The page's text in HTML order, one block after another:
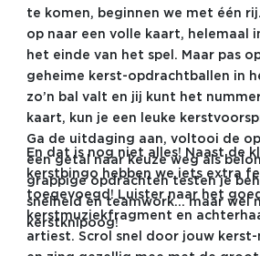
te komen, beginnen we met één
op naar een volle kaart, helemaal
het einde van het spel. Maar pas
geheime kerst-opdrachtballen in
zo’n bal valt en jij kunt het
kaart, kun je een leuke
Ga de uitdaging aan, voltooi de
een getal naar keuze weg als
grappige opdrachten testen je
snelheid en teamwork… maar wel
kerstknipoog!
En dat is nog niet alles! Naast de
kerstbingo hebben we iets extra
toegevoegd! Luister naar het
kerstmuziekfragment en
artiest. Scrol snel door jouw